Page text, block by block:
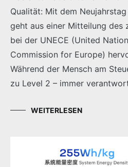
Qualität: Mit dem
geht aus einer Mitteilung des
bei der UNECE (United
Commission for Europe)
Während der Mensch am
zu Level 2 – immer
WEITERLESEN